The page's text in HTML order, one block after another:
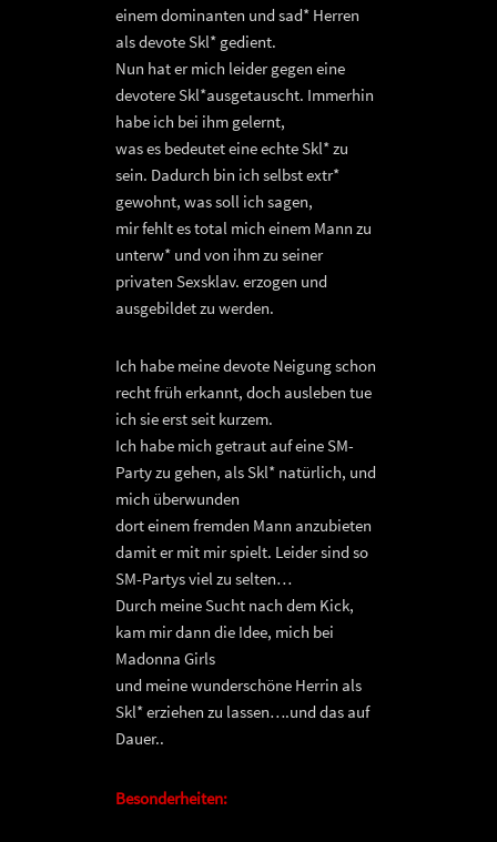
einem dominanten und sad* Herren
als devote Skl* gedient.
Nun hat er mich leider gegen eine
devotere Skl*ausgetauscht. Immerhin
habe ich bei ihm gelernt,
was es bedeutet eine echte Skl* zu
sein. Dadurch bin ich selbst extr*
gewohnt, was soll ich sagen,
mir fehlt es total mich einem Mann zu
unterw* und von ihm zu seiner
privaten Sexsklav. erzogen und
ausgebildet zu werden.
Ich habe meine devote Neigung schon
recht früh erkannt, doch ausleben tue
ich sie erst seit kurzem.
Ich habe mich getraut auf eine SM-
Party zu gehen, als Skl* natürlich, und
mich überwunden
dort einem fremden Mann anzubieten
damit er mit mir spielt. Leider sind so
SM-Partys viel zu selten…
Durch meine Sucht nach dem Kick,
kam mir dann die Idee, mich bei
Madonna Girls
und meine wunderschöne Herrin als
Skl* erziehen zu lassen….und das auf
Dauer..
Besonderheiten: